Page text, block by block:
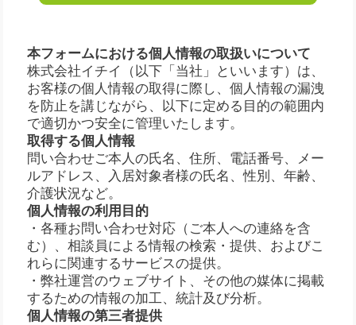
本フォームにおける個人情報の取扱いについて
株式会社イチイ（以下「当社」といいます）は、
お客様の個人情報の取得に際し、個人情報の漏洩
を防止を講じながら、以下に定める目的の範囲内
で適切かつ安全に管理いたします。
取得する個人情報
問い合わせご本人の氏名、住所、電話番号、メー
ルアドレス、入居対象者様の氏名、性別、年齢、
介護状況など。
個人情報の利用目的
・各種お問い合わせ対応（ご本人への連絡を含
む）、相談員による情報の検索・提供、およびこ
れらに関連するサービスの提供。
・弊社運営のウェブサイト、その他の媒体に掲載
するための情報の加工、統計及び分析。
個人情報の第三者提供